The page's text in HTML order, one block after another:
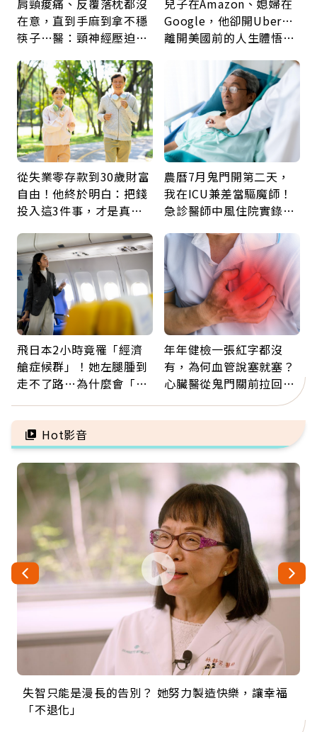
肩頸痠痛、反覆落枕都沒
在意，直到手麻到拿不穩
筷子…醫：頸神經壓迫上
鍵
兒子在Amazon、媳婦在
Google，他卻開Uber…
離開美國前的人生體悟：
從失業零存款到30歲財富
自由！他終於明白：把錢
投入這3件事，才是真正
農曆7月鬼門開第二天，
我在ICU兼差當驅魔師！
急診醫師中風住院實錄：
飛日本2小時竟罹「經濟
艙症候群」！她左腿腫到
走不了路…為什麼會「靜
注意
年年健檢一張紅字都沒
有，為何血管說塞就塞？
心臟醫從鬼門關前拉回病
人：會不會心梗要看對數
字
Hot影音
失智只能是漫長的告別？ 她努力製造快樂，讓幸福
「不退化」
來自剛果的巧克力神父 為台灣奉獻36年 「台灣是我
的家，我連作夢都講台語！」
63歲卸矽谷副總、搬回台灣找快樂！「蛋黃哥小
丑」走進安養院，逗樂上萬爺奶：退休後才開始真
104歲打破金氏世界紀錄 成為全球最年長羽球選
手，分享長壽的秘密原來是「這個」
事業巔峰他選擇追夢…黑手阿伯拉小提琴還登上小
巨蛋！連CNN都大讚！